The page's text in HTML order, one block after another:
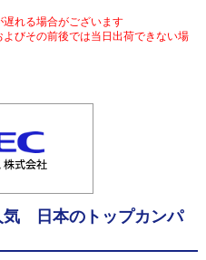
れる場合がございます
びその前後では当日出荷できない場
気 日本のトップカンパ